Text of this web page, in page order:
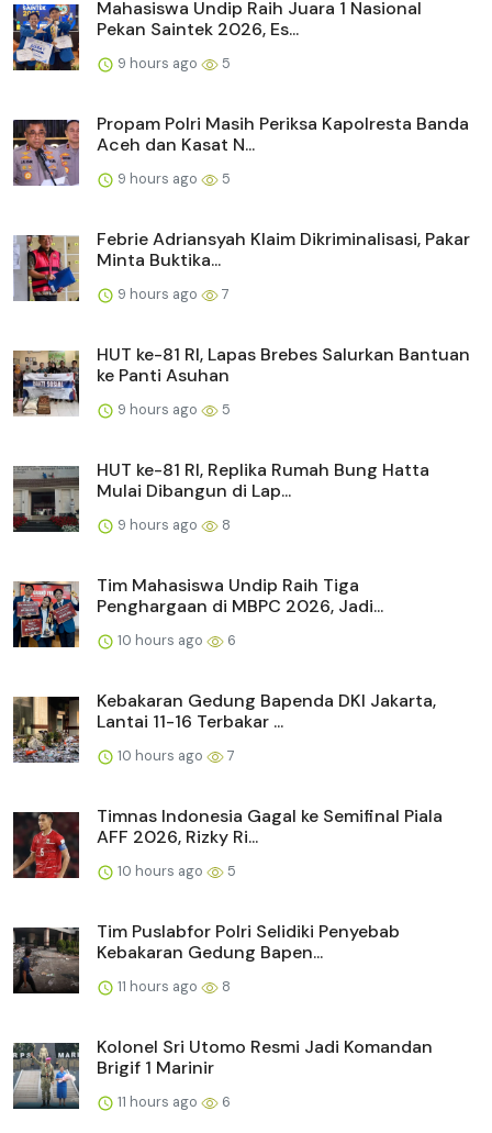
Mahasiswa Undip Raih Juara 1 Nasional
Pekan Saintek 2026, Es...
9 hours ago 5
Propam Polri Masih Periksa Kapolresta Banda
Aceh dan Kasat N...
9 hours ago 5
Febrie Adriansyah Klaim Dikriminalisasi, Pakar
Minta Buktika...
9 hours ago 7
HUT ke-81 RI, Lapas Brebes Salurkan Bantuan
ke Panti Asuhan
9 hours ago 5
HUT ke-81 RI, Replika Rumah Bung Hatta
Mulai Dibangun di Lap...
9 hours ago 8
Tim Mahasiswa Undip Raih Tiga
Penghargaan di MBPC 2026, Jadi...
10 hours ago 6
Kebakaran Gedung Bapenda DKI Jakarta,
Lantai 11-16 Terbakar ...
10 hours ago 7
Timnas Indonesia Gagal ke Semifinal Piala
AFF 2026, Rizky Ri...
10 hours ago 5
Tim Puslabfor Polri Selidiki Penyebab
Kebakaran Gedung Bapen...
11 hours ago 8
Kolonel Sri Utomo Resmi Jadi Komandan
Brigif 1 Marinir
11 hours ago 6